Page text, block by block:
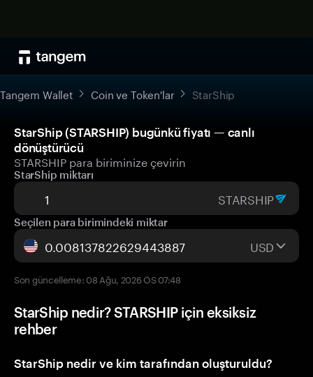
Tangem Wallet Coin ve Token'lar StarShip
StarShip (STARSHIP) bugünkü fiyatı — canlı
dönüştürücü
STARSHIP para biriminize çevirin
StarShip miktarı
STARSHIP
Seçilen para birimindeki miktar
USD
Son güncelleme: 08 Ağu, 2026 ÖS 07:48
StarShip nedir? STARSHIP için eksiksiz
rehber
StarShip nedir ve kim tarafından oluşturuldu?